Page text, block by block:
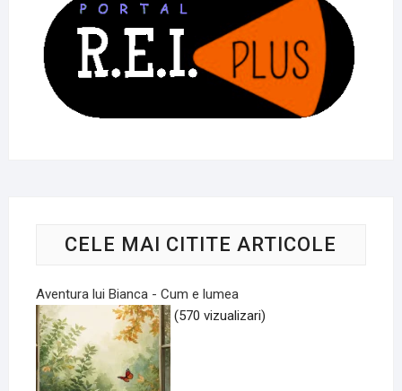
CELE MAI CITITE ARTICOLE
Aventura lui Bianca - Cum e lumea
(570 vizualizari)